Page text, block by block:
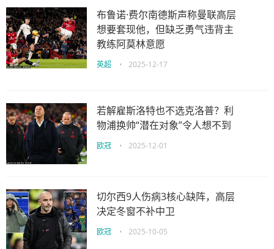
布鲁诺·费尔南德斯声称曼联高层
想要套现他，但缺乏勇气违背主
教练阿莫林意愿
英超 • 2025-12-17
若解雇斯洛特也不选克洛普？利
物浦换帅“潜在对象”令人想不到
欧冠 • 2025-12-01
切尔西9人伤病3核心缺阵，高层
决定冬窗不补中卫
欧冠 • 2025-10-05